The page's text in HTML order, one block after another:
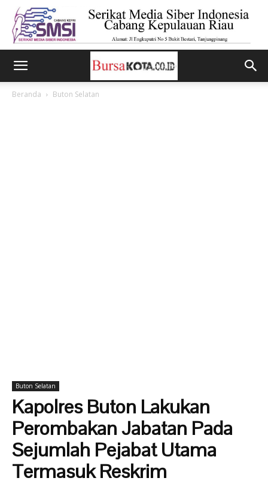
Beranda Buton Selatan
Buton Selatan
Kapolres Buton Lakukan
Perombakan Jabatan Pada
Sejumlah Pejabat Utama
Termasuk Reskrim